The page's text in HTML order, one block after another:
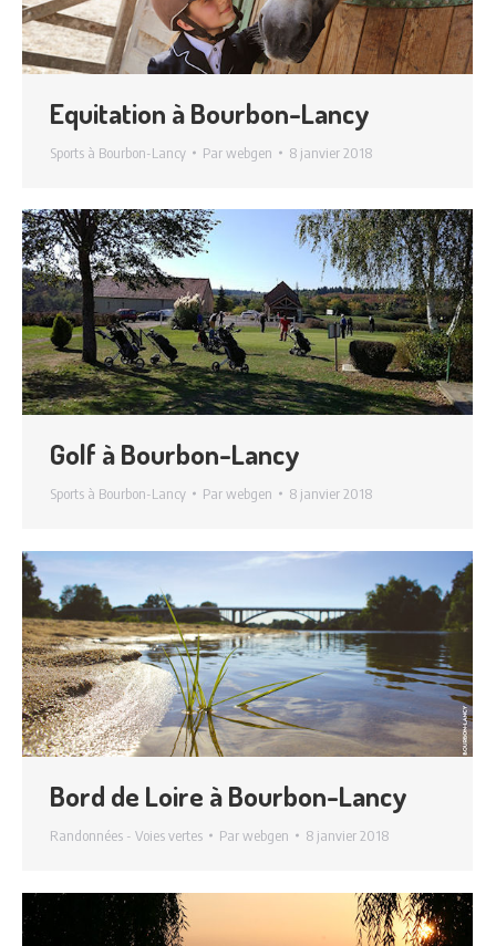
Equitation à Bourbon-Lancy
Sports à Bourbon-Lancy Parwebgen 8 janvier 2018
Golf à Bourbon-Lancy
Sports à Bourbon-Lancy Parwebgen 8 janvier 2018
Bord de Loire à Bourbon-Lancy
Randonnées - Voies vertes Parwebgen 8 janvier 2018